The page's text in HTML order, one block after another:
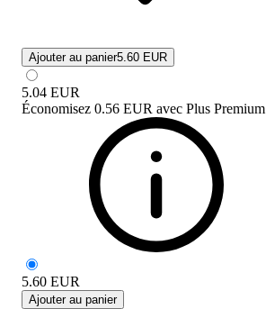
Ajouter au panier5.60 EUR
5.04 EUR
Économisez 0.56 EUR avec Plus Premium
5.60 EUR
Ajouter au panier